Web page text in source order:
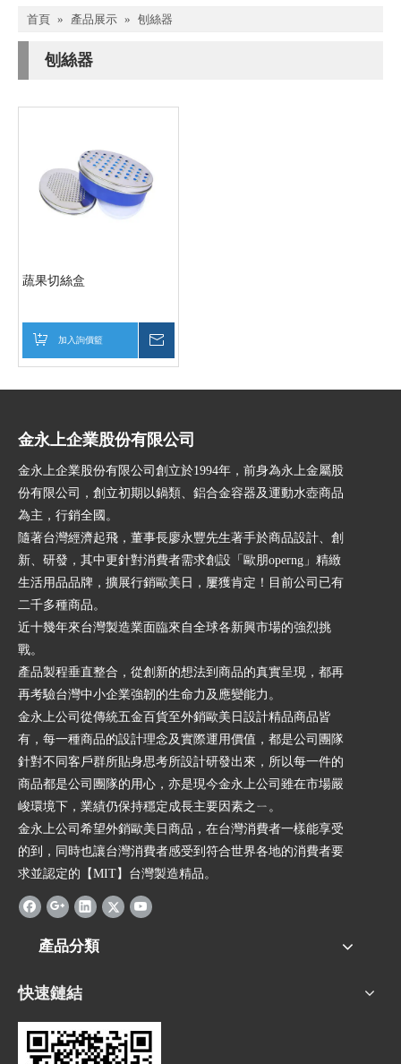
首頁 » 產品展示 » 刨絲器
刨絲器
蔬果切絲盒
加入詢價籃
金永上企業股份有限公司
金永上企業股份有限公司創立於1994年，前身為永上金屬股
份有限公司，創立初期以鍋類、鋁合金容器及運動水壺商品
為主，行銷全國。
隨著台灣經濟起飛，董事長廖永豐先生著手於商品設計、創
新、研發，其中更針對消費者需求創設「歐朋operng」精緻
生活用品品牌，擴展行銷歐美日，屢獲肯定！目前公司已有
二千多種商品。
近十幾年來台灣製造業面臨來自全球各新興市場的強烈挑
戰。
產品製程垂直整合，從創新的想法到商品的真實呈現，都再
再考驗台灣中小企業強韌的生命力及應變能力。
金永上公司從傳統五金百貨至外銷歐美日設計精品商品皆
有，每一種商品的設計理念及實際運用價值，都是公司團隊
針對不同客戶群所貼身思考所設計研發出來，所以每一件的
商品都是公司團隊的用心，亦是現今金永上公司雖在市場嚴
峻環境下，業績仍保持穩定成長主要因素之ㄧ。
金永上公司希望外銷歐美日商品，在台灣消費者一樣能享受
的到，同時也讓台灣消費者感受到符合世界各地的消費者要
求並認定的【MIT】台灣製造精品。
產品分類
快速鏈結